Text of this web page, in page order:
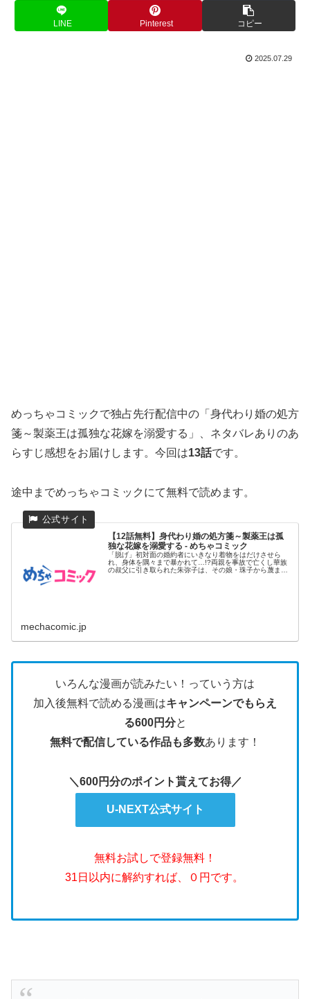
LINE Pinterest コピー
2025.07.29
めっちゃコミックで独占先行配信中の「身代わり婚の処方
箋～製薬王は孤独な花嫁を溺愛する」、ネタバレありのあ
らすじ感想をお届けします。今回は13話です。
途中までめっちゃコミックにて無料で読めます。
【12話無料】身代わり婚の処方箋～製薬王は孤
独な花嫁を溺愛する - めちゃコミック
「脱げ」初対面の婚約者にいきなり着物をはだけさせら
れ、身体を隅々まで暴かれて…!?両親を事故で亡くし華族
の叔父に引き取られた朱弥子は、その娘・珠子から蔑まれ
mechacomic.jp
いろんな漫画が読みたい！っていう方は
加入後無料で読める漫画はキャンペーンでもらえ
る600円分と
無料で配信している作品も多数あります！
＼600円分のポイント貰えてお得／
U-NEXT公式サイト
無料お試しで登録無料！
31日以内に解約すれば、０円です。